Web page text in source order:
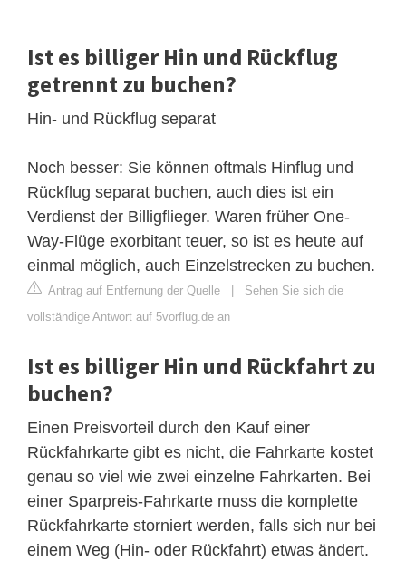
Ist es billiger Hin und Rückflug
getrennt zu buchen?
Hin- und Rückflug separat
Noch besser: Sie können oftmals Hinflug und
Rückflug separat buchen, auch dies ist ein
Verdienst der Billigflieger. Waren früher One-
Way-Flüge exorbitant teuer, so ist es heute auf
einmal möglich, auch Einzelstrecken zu buchen.
Antrag auf Entfernung der Quelle
Sehen Sie sich die
vollständige Antwort auf 5vorflug.de an
Ist es billiger Hin und Rückfahrt zu
buchen?
Einen Preisvorteil durch den Kauf einer
Rückfahrkarte gibt es nicht, die Fahrkarte kostet
genau so viel wie zwei einzelne Fahrkarten. Bei
einer Sparpreis-Fahrkarte muss die komplette
Rückfahrkarte storniert werden, falls sich nur bei
einem Weg (Hin- oder Rückfahrt) etwas ändert.